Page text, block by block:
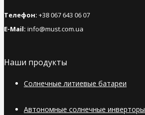
Телефон: +38 067 643 06 07
E-Mail: info@must.com.ua
Наши продукты
Солнечные литиевые батареи
Автономные солнечные инверторы